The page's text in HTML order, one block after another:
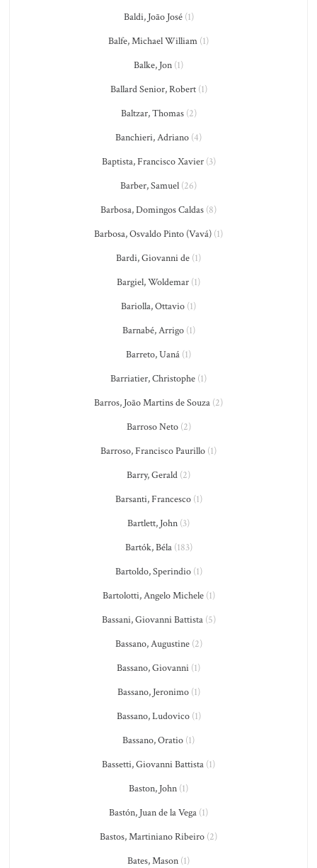
Baldi, João José(1)
Balfe, Michael William (1)
Balke, Jon (1)
Ballard Senior, Robert(1)
Baltzar, Thomas(2)
Banchieri, Adriano (4)
Baptista, Francisco Xavier(3)
Barber, Samuel (26)
Barbosa, Domingos Caldas (8)
Barbosa, Osvaldo Pinto (Vavá) (1)
Bardi, Giovanni de (1)
Bargiel, Woldemar (1)
Bariolla, Ottavio (1)
Barnabé, Arrigo(1)
Barreto, Uaná (1)
Barriatier, Christophe (1)
Barros, João Martins de Souza (2)
Barroso Neto(2)
Barroso, Francisco Paurillo (1)
Barry, Gerald (2)
Barsanti, Francesco(1)
Bartlett, John (3)
Bartók, Béla(183)
Bartoldo, Sperindio(1)
Bartolotti, Angelo Michele(1)
Bassani, Giovanni Battista(5)
Bassano, Augustine(2)
Bassano, Giovanni (1)
Bassano, Jeronimo(1)
Bassano, Ludovico(1)
Bassano, Oratio (1)
Bassetti, Giovanni Battista (1)
Baston, John (1)
Bastón, Juan de la Vega (1)
Bastos, Martiniano Ribeiro (2)
Bates, Mason (1)